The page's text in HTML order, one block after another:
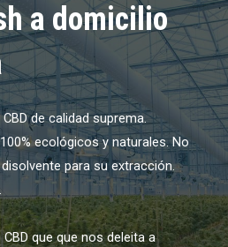
a domicilio
de calidad suprema.
ecológicos y naturales. No
para su extracción.
que que nos deleita a